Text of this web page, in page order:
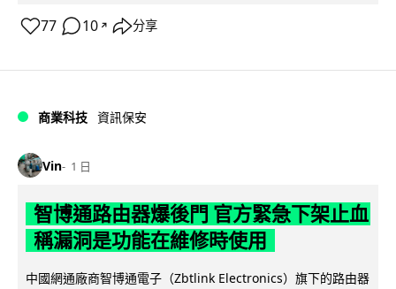
77 10 ↗ 分享
商業科技 資訊保安
Vin 1 日
智博通路由器爆後門 官方緊急下架止血
稱漏洞是功能在維修時使用
中國網通廠商智博通電子（Zbtlink Electronics）旗下的路由器